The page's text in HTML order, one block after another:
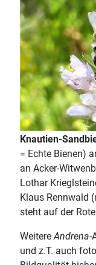
Knautien-
= Echte Bienen)
an Acker-
Lothar
Klaus Rennwald
steht auf der
WeitereAndrena-
und z.T. auch